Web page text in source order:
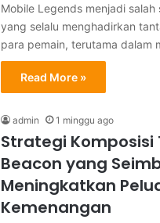
Mobile Legends menjadi
yang selalu menghadirkan
para pemain, terutama dalam
Read More »
admin 1 minggu ago
Strategi Komposisi
Beacon yang
Meningkatkan
Kemenangan